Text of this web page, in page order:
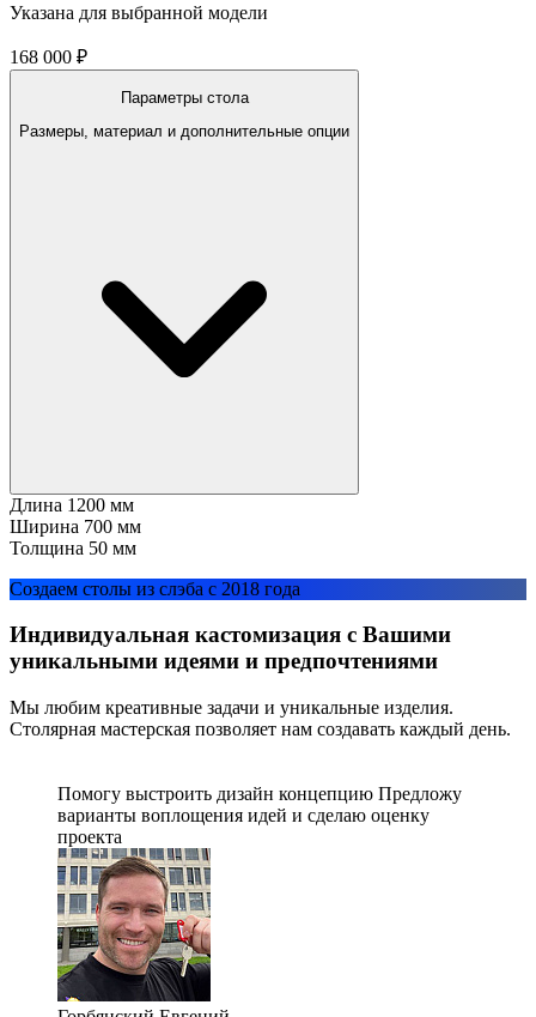
Указана для выбранной модели
168 000 ₽
Параметры стола
Размеры, материал и дополнительные опции
Длина 1200 мм
Ширина 700 мм
Толщина 50 мм
Создаем столы из слэба с 2018 года
Индивидуальная кастомизация с Вашими
уникальными идеями и предпочтениями
Мы любим креативные задачи и уникальные изделия.
Столярная мастерская позволяет нам создавать каждый день.
Помогу выстроить дизайн концепцию Предложу
варианты воплощения идей и сделаю оценку
проекта